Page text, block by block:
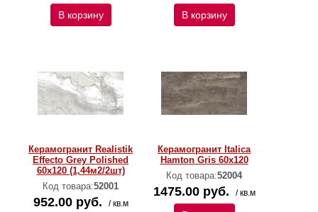
В корзину В корзину
Керамогранит Realistik
Effecto Grey Polished
60x120 (1,44м2/2шт)
Код товара:52001
952.00 руб. / кв.м
Керамогранит Italica
Hamton Gris 60x120
Код товара:52004
1475.00 руб. / кв.м